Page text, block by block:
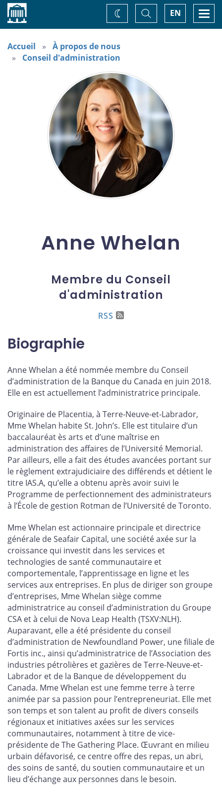
Accueil EN
Basculer
la
recherche
Changez
de
Accueil
À propos de nous
Conseil d'administration
Anne Whelan
Membre du Conseil
d'administration
RSS
Biographie
Anne Whelan a été nommée membre du Conseil
d’administration de la Banque du Canada en juin 2018.
Elle en est actuellement l’administratrice principale.
Originaire de Placentia, à Terre-Neuve-et-Labrador,
Mme Whelan habite St. John’s. Elle est titulaire d’un
baccalauréat ès arts et d’une maîtrise en
administration des affaires de l’Université Memorial.
Par ailleurs, elle a fait des études avancées portant sur
le règlement extrajudiciaire des différends et détient le
titre IAS.A, qu’elle a obtenu après avoir suivi le
Programme de perfectionnement des administrateurs
à l’École de gestion Rotman de l’Université de Toronto.
Mme Whelan est actionnaire principale et directrice
générale de Seafair Capital, une société axée sur la
croissance qui investit dans les services et
technologies de santé communautaire et
comportementale, l’apprentissage en ligne et les
services aux entreprises. En plus de diriger son groupe
d’entreprises, Mme Whelan siège comme
administratrice au conseil d’administration du Groupe
CSA et à celui de Nova Leap Health (TSXV:NLH).
Auparavant, elle a été présidente du conseil
d’administration de Newfoundland Power, une filiale de
Fortis inc., ainsi qu’administratrice de l’Association des
industries pétrolières et gazières de Terre-Neuve-et-
Labrador et de la Banque de développement du
Canada. Mme Whelan est une femme terre à terre
animée par sa passion pour l’entrepreneuriat. Elle met
son temps et son talent au profit de divers conseils
régionaux et initiatives axées sur les services
communautaires, notamment à titre de vice-
présidente de The Gathering Place. Œuvrant en milieu
urbain défavorisé, ce centre offre des repas, un abri,
des soins de santé, du soutien communautaire et un
lieu d’échange aux personnes dans le besoin.